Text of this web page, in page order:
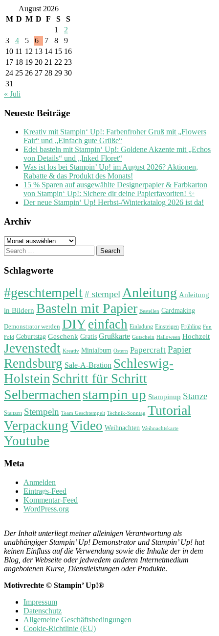
August 2026
M D M D F S
S
1
2
3
4 5 6 7 8
9
10 11 12 13 14 15 16
17 18 19 20 21 22 23
24 25 26 27 28 29 30
31
« Juli
Neueste Beiträge
Kreativ mit Stampin‘ Up!: Farbenfroher Gruß mit „Flowers
Fair“ und „Einfach gute Grüße“
Edel basteln mit Stampin‘ Up!: Goldene Akzente mit „Echos
von Details“ und „Inked Floret“
Was ist los bei Stampin’ Up! im August 2026? Aktionen,
Rabatte & das Produkt des Monats!
15 % Sparen auf ausgewählte Designerpapier & Farbkarton
von Stampin‘ Up!: Sichere dir deine Papierfavoriten! ✨
Der neue Stampin‘ Up! Herbst-/Winterkatalog 2026 ist da!
Archiv
Archiv
Search
for:
Schlagworte
#geschtempelt# stempelAnleitung Anleitung
in Bildern Basteln mit Papier Bestellen Cardmaking
Demonstrator werden DIYeinfach Einladung Einsteigen Frühling Fun
Fold Geburtstag Geschenk Gratis Grußkarte Gutschein Halloween Hochzeit
Jevenstedt Kreativ Minialbum Ostern Papercraft Papier
Rendsburg Sale-A-Bration Schleswig-
Holstein Schritt für Schritt
Selbermachenstampin up Stampinup Stanze
Stanzen Stempeln Team Geschtempelt Technik-Sonntag Tutorial
VerpackungVideo Weihnachten Weihnachtskarte
Youtube
Meta
Anmelden
Eintrags-Feed
Kommentar-Feed
WordPress.org
Der Inhalt unterliegt meiner alleinigen Verantwortung als
unabhängiger Stampin’ Up! Demonstrator und Stampin’ Up! hat
keinen Einfluss auf die Verwendung sowie die Inhalte der in dem
Blog, der Webseite oder jedwedem anderen Internetmedium
angebotenen Kurse, Dienstleistungen oder Produkte.
Motivrechte © Stampin’ Up!®
Impressum
Datenschutz
Allgemeine Geschäftsbedingungen
Cookie-Richtlinie (EU)